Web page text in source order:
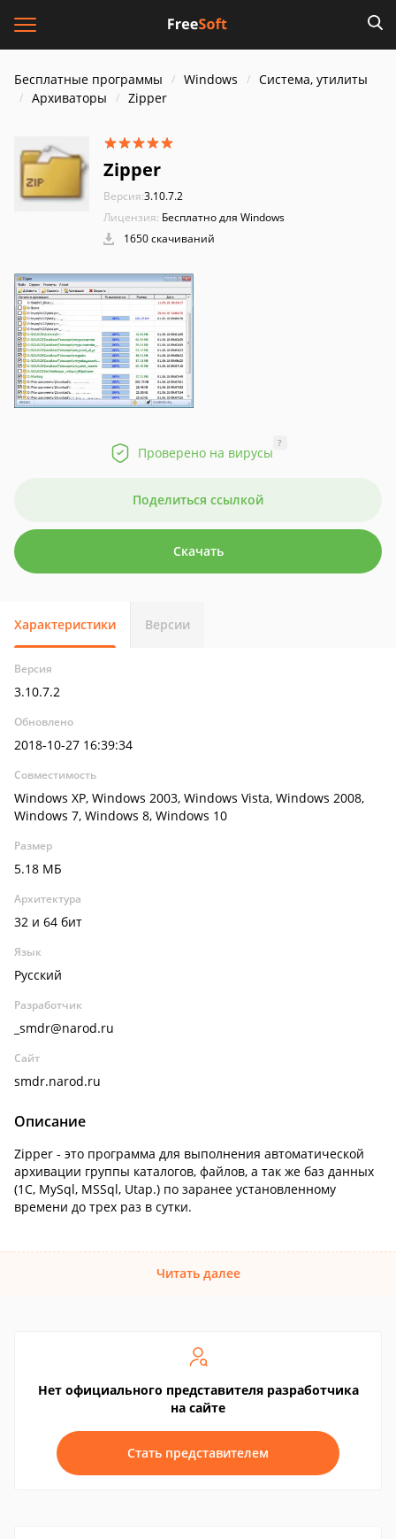
Бесплатные программы Windows
Система, утилиты
Архиваторы
Zipper
Zipper
Версия:3.10.7.2
Лицензия: Бесплатно для Windows
1650 скачиваний
Проверено на вирусы
?
Поделиться ссылкой
Скачать
Характеристики Версии
Версия
3.10.7.2
Обновлено
2018-10-27 16:39:34
Совместимость
Windows XP, Windows 2003, Windows Vista, Windows 2008,
Windows 7, Windows 8, Windows 10
Размер
5.18 МБ
Архитектура
32 и 64 бит
Язык
Русский
Разработчик
_smdr@narod.ru
Сайт
smdr.narod.ru
Описание
Zipper - это программа для выполнения автоматической
архивации группы каталогов, файлов, а так же баз данных
(1C, MySql, MSSql, Utap.) по заранее установленному
времени до трех раз в сутки.
Читать далее
Нет официального представителя разработчика
на сайте
Стать представителем